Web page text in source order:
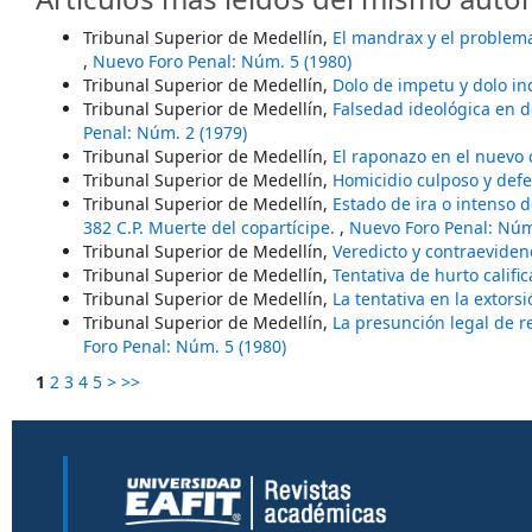
Tribunal Superior de Medellín, El mandrax y el
, Nuevo Foro Penal: Núm. 5 (1980)
Tribunal Superior de Medellín, Dolo de impetu y dolo
Tribunal Superior de Medellín, Falsedad ideológica en
Penal: Núm. 2 (1979)
Tribunal Superior de Medellín, El raponazo en el nuevo
Tribunal Superior de Medellín, Homicidio culposo y
Tribunal Superior de Medellín, Estado de ira o intenso
382 C.P. Muerte del copartícipe. , Nuevo Foro Penal:
Tribunal Superior de Medellín, Veredicto y
Tribunal Superior de Medellín, Tentativa de hurto
Tribunal Superior de Medellín, La tentativa en la
Tribunal Superior de Medellín, La presunción legal de
Foro Penal: Núm. 5 (1980)
1 2 3 4 5 > >>